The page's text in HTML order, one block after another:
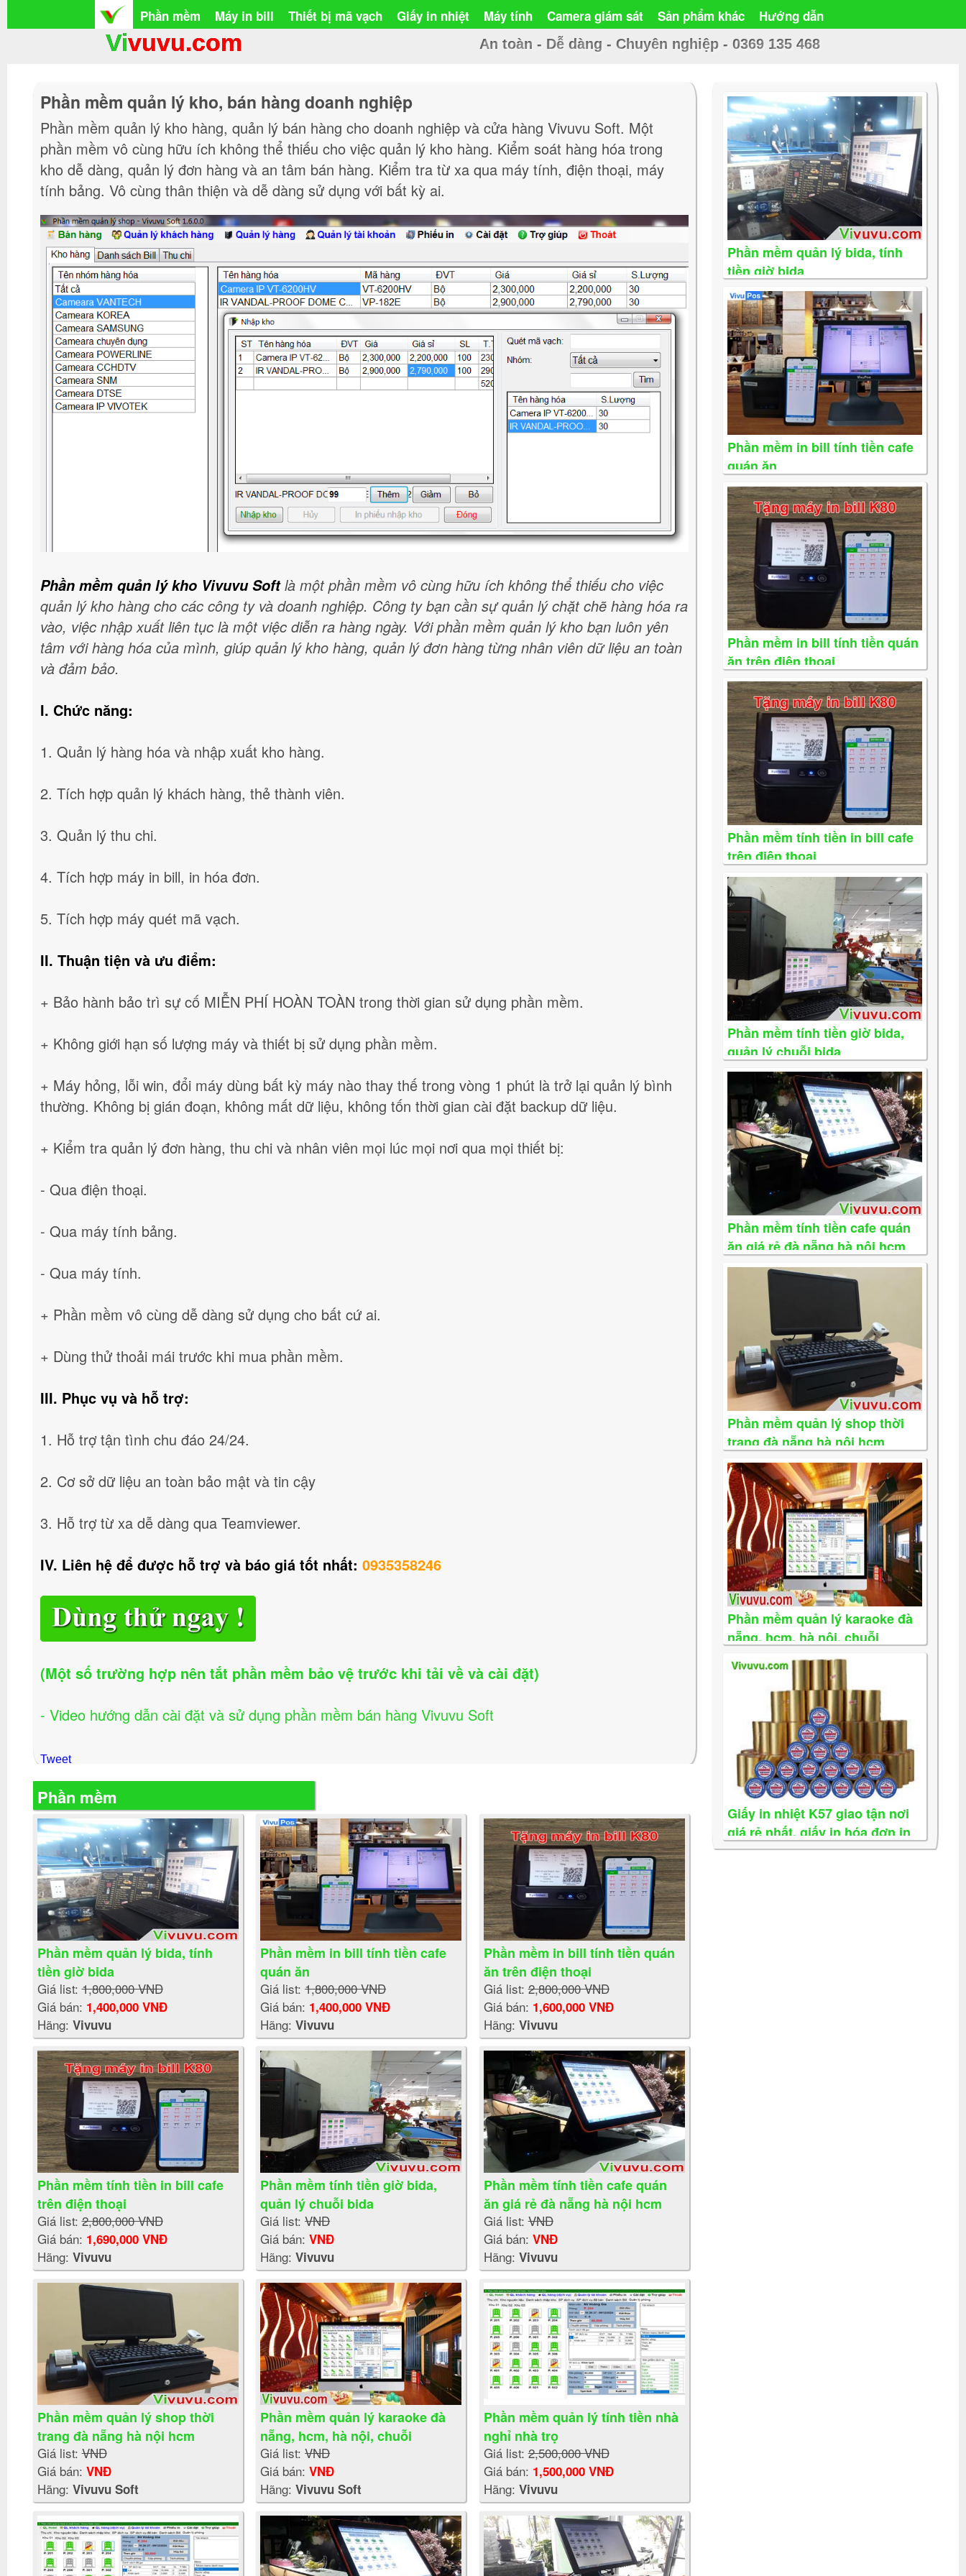
Phần mềm Máy in bill Thiết bị mã vạch Giấy in nhiệt Máy tính Camera giám sát Sản phẩm khác Hướng dẫn
Vivuvu.com An toàn - Dễ dàng - Chuyên nghiệp - 0369 135 468
Phần mềm quản lý kho, bán hàng doanh nghiệp
Phần mềm quản lý kho hàng, quản lý bán hàng cho doanh nghiệp và cửa hàng Vivuvu Soft. Một
phần mềm vô cùng hữu ích không thể thiếu cho việc quản lý kho hàng. Kiểm soát hàng hóa trong
kho dễ dàng, quản lý đơn hàng và an tâm bán hàng. Kiểm tra từ xa qua máy tính, điện thoại, máy
tính bảng. Vô cùng thân thiện và dễ dàng sử dụng với bất kỳ ai.
Phần mềm quản lý kho Vivuvu Soft là một phần mềm vô cùng hữu ích không thể thiếu cho việc
quản lý kho hàng cho các công ty và doanh nghiệp. Công ty bạn cần sự quản lý chặt chẽ hàng hóa ra
vào, việc nhập xuất liên tục là một việc diễn ra hàng ngày. Với phần mềm quản lý kho bạn luôn yên
tâm với hàng hóa của mình, giúp quản lý kho hàng, quản lý đơn hàng từng nhân viên dữ liệu an toàn
và đảm bảo.
I. Chức năng:
1. Quản lý hàng hóa và nhập xuất kho hàng.
2. Tích hợp quản lý khách hàng, thẻ thành viên.
3. Quản lý thu chi.
4. Tích hợp máy in bill, in hóa đơn.
5. Tích hợp máy quét mã vạch.
II. Thuận tiện và ưu điểm:
+ Bảo hành bảo trì sự cố MIỄN PHÍ HOÀN TOÀN trong thời gian sử dụng phần mềm.
+ Không giới hạn số lượng máy và thiết bị sử dụng phần mềm.
+ Máy hỏng, lỗi win, đổi máy dùng bất kỳ máy nào thay thế trong vòng 1 phút là trở lại quản lý bình
thường. Không bị gián đoạn, không mất dữ liệu, không tốn thời gian cài đặt backup dữ liệu.
+ Kiểm tra quản lý đơn hàng, thu chi và nhân viên mọi lúc mọi nơi qua mọi thiết bị:
- Qua điện thoại.
- Qua máy tính bảng.
- Qua máy tính.
+ Phần mềm vô cùng dễ dàng sử dụng cho bất cứ ai.
+ Dùng thử thoải mái trước khi mua phần mềm.
III. Phục vụ và hỗ trợ:
1. Hỗ trợ tận tình chu đáo 24/24.
2. Cơ sở dữ liệu an toàn bảo mật và tin cậy
3. Hỗ trợ từ xa dễ dàng qua Teamviewer.
IV. Liên hệ để được hỗ trợ và báo giá tốt nhất: 0935358246
(Một số trường hợp nên tắt phần mềm bảo vệ trước khi tải về và cài đặt)
- Video hướng dẫn cài đặt và sử dụng phần mềm bán hàng Vivuvu Soft
Tweet
Phần mềm
Phần mềm quản lý bida, tính
tiền giờ bida
Giá list:1,800,000 VNĐ
Giá bán: 1,400,000 VNĐ
Hãng: Vivuvu
Phần mềm in bill tính tiền cafe
quán ăn
Giá list:1,800,000 VNĐ
Giá bán: 1,400,000 VNĐ
Hãng:Vivuvu
Phần mềm in bill tính tiền quán
ăn trên điện thoại
Giá list:2,800,000 VNĐ
Giá bán: 1,600,000 VNĐ
Hãng: Vivuvu
Phần mềm tính tiền in bill cafe
trên điện thoại
Giá list:2,800,000 VNĐ
Giá bán: 1,690,000 VNĐ
Hãng: Vivuvu
Phần mềm tính tiền giờ bida,
quản lý chuỗi bida
Giá list:VNĐ
Giá bán:VNĐ
Hãng:Vivuvu
Phần mềm tính tiền cafe quán
ăn giá rẻ đà nẵng hà nội hcm
Giá list:VNĐ
Giá bán: VNĐ
Hãng: Vivuvu
Phần mềm quản lý shop thời
trang đà nẵng hà nội hcm
Giá list:VNĐ
Giá bán: VNĐ
Hãng: Vivuvu Soft
Phần mềm quản lý karaoke đà
nẵng, hcm, hà nội, chuỗi
karaoke
Giá list:VNĐ
Giá bán:VNĐ
Hãng:Vivuvu Soft
Phần mềm quản lý tính tiền nhà
nghỉ nhà trọ
Giá list:2,500,000 VNĐ
Giá bán: 1,500,000 VNĐ
Hãng: Vivuvu
Phần mềm quản lý bida, tính
tiền giờ bida
Phần mềm in bill tính tiền cafe
quán ăn
Phần mềm in bill tính tiền quán
ăn trên điện thoại
Phần mềm tính tiền in bill cafe
trên điện thoại
Phần mềm tính tiền giờ bida,
quản lý chuỗi bida
Phần mềm tính tiền cafe quán
ăn giá rẻ đà nẵng hà nội hcm
Phần mềm quản lý shop thời
trang đà nẵng hà nội hcm
Phần mềm quản lý karaoke đà
nẵng, hcm, hà nội, chuỗi
Giấy in nhiệt K57 giao tận nơi
giá rẻ nhất, giấy in hóa đơn in
bill